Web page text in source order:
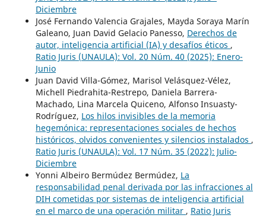
Diciembre
José Fernando Valencia Grajales, Mayda Soraya Marín
Galeano, Juan David Gelacio Panesso, Derechos de
autor, inteligencia artificial (IA) y desafíos éticos ,
Ratio Juris (UNAULA): Vol. 20 Núm. 40 (2025): Enero-
Junio
Juan David Villa-Gómez, Marisol Velásquez-Vélez,
Michell Piedrahita-Restrepo, Daniela Barrera-
Machado, Lina Marcela Quiceno, Alfonso Insuasty-
Rodríguez, Los hilos invisibles de la memoria
hegemónica: representaciones sociales de hechos
históricos, olvidos convenientes y silencios instalados ,
Ratio Juris (UNAULA): Vol. 17 Núm. 35 (2022): Julio-
Diciembre
Yonni Albeiro Bermúdez Bermúdez, La
responsabilidad penal derivada por las infracciones al
DIH cometidas por sistemas de inteligencia artificial
en el marco de una operación militar , Ratio Juris